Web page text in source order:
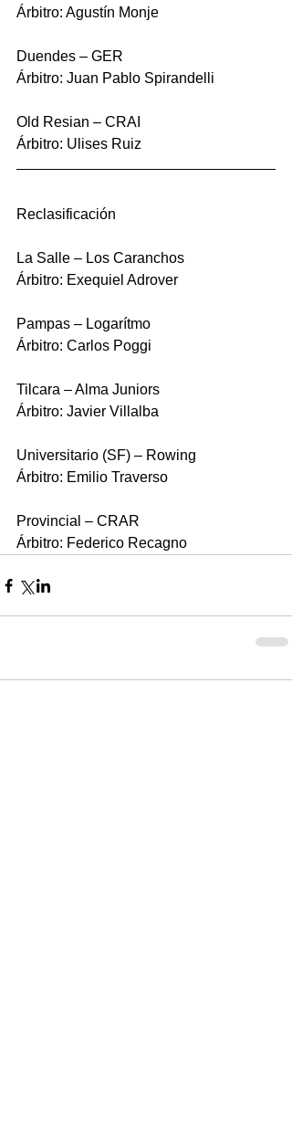
Árbitro: Agustín Monje
Duendes – GER
Árbitro: Juan Pablo Spirandelli
Old Resian – CRAI
Árbitro: Ulises Ruiz
Reclasificación
La Salle – Los Caranchos
Árbitro: Exequiel Adrover
Pampas – Logarítmo
Árbitro: Carlos Poggi
Tilcara – Alma Juniors
Árbitro: Javier Villalba
Universitario (SF) – Rowing
Árbitro: Emilio Traverso
Provincial – CRAR
Árbitro: Federico Recagno